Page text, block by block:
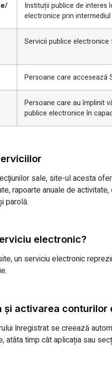
Instituții publice de interes
electronice prin
Servicii publice
Persoane care accesează
Persoane care au împlinit
publice electronice în
sale, site-ul acesta
rapoarte anuale de
parolă.
electronic?
un serviciu electronic
și activarea conturilor
înregistrat se creează
atâta timp cât aplicația sau